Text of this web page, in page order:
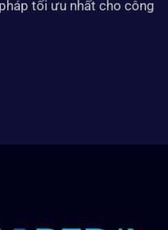
tối ưu nhất cho công